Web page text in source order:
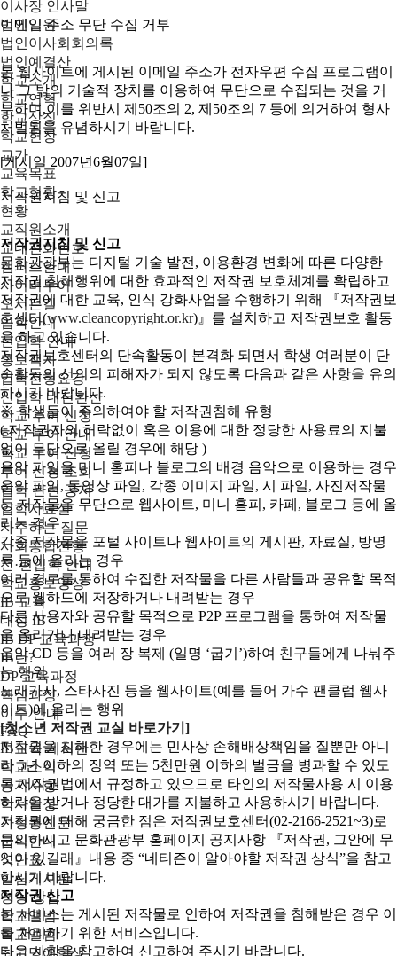
이사장 인사말
법인임원
법인이사회회의록
법인예결산
학교소개
학교연혁
학교상징
학교헌장
교가
교육목표
학교현황
현황
교직원소개
교내전화번호
캠퍼스안내
사이버투어
오시는길
입학안내
신입학 안내
홍보책자
입학전형요강
신입학 내신환산
학교 투어 신청
학교 투어 안내
학교 투어 신청
투어 신청 조회
입학 관련 공지
입학자료실
자주하는 질문
사회통합전형
전·편입학 안내
학교홍보영상
IB 교육
대성 IB
IB DP 교육과정
IB란?
DP 교육과정
핵심과정
이수 안내
FAQ
IB교육 게시판
학교소식
공지사항
학사일정
가정통신문
급식안내
식단표
알림게시판
영양 상담
학교앨범
학교앨범
최고명예학생
이메일 주소 무단 수집 거부
본 웹사이트에 게시된 이메일 주소가 전자우편 수집 프로그램이
나 그 밖의 기술적 장치를 이용하여 무단으로 수집되는 것을 거
부하며,이를 위반시 제50조의 2, 제50조의 7 등에 의거하여 형사
처벌됨을 유념하시기 바랍니다.
[게시일 2007년6월07일]
저작권지침 및 신고
저작권지침 및 신고
문화관광부는 디지털 기술 발전, 이용환경 변화에 따른 다양한
저작권 침해행위에 대한 효과적인 저작권 보호체계를 확립하고
저작권에 대한 교육, 인식 강화사업을 수행하기 위해 『저작권보
호센터(www.cleancopyright.or.kr)』를 설치하고 저작권보호 활동
을 하고 있습니다.
저작권보호센터의 단속활동이 본격화 되면서 학생 여러분이 단
속활동의 선의의 피해자가 되지 않도록 다음과 같은 사항을 유의
하시기 바랍니다.
※ 학생들이 주의하여야 할 저작권침해 유형
( 저작권자의 허락없이 혹은 이용에 대한 정당한 사용료의 지불
없이 무단으로 올릴 경우에 해당 )
음악 파일을 미니 홈피나 블로그의 배경 음악으로 이용하는 경우
음악 파일, 동영상 파일, 각종 이미지 파일, 시 파일, 사진저작물
등 저작물을 무단으로 웹사이트, 미니 홈피, 카페, 블로그 등에 올
리는 경우
각종 저작물을 포털 사이트나 웹사이트의 게시판, 자료실, 방명
록 등에 올리는 경우
여러 경로를 통하여 수집한 저작물을 다른 사람들과 공유할 목적
으로 웹하드에 저장하거나 내려받는 경우
다른 사용자와 공유할 목적으로 P2P 프로그램을 통하여 저작물
을 올리거나 내려받는 경우
음악 CD 등을 여러 장 복제 (일명 ‘굽기’)하여 친구들에게 나눠주
는 행위
노래가사, 스타사진 등을 웹사이트(예를 들어 가수 팬클럽 웹사
이트)에 올리는 행위
[청소년 저작권 교실 바로가기]
저작권을 침해한 경우에는 민사상 손해배상책임을 질뿐만 아니
라 5년 이하의 징역 또는 5천만원 이하의 벌금을 병과할 수 있도
록 저작권법에서 규정하고 있으므로 타인의 저작물사용 시 이용
허락을 받거나 정당한 대가를 지불하고 사용하시기 바랍니다.
저작권에 대해 궁금한 점은 저작권보호센터(02-2166-2521~3)로
문의하시고 문화관광부 홈페이지 공지사항 『저작권, 그안에 무
엇이 있길래』내용 중 “네티즌이 알아야할 저작권 상식”을 참고
하시기 바랍니다.
저작권 신고
본 서비스는 게시된 저작물로 인하여 저작권을 침해받은 경우 이
를 처리하기 위한 서비스입니다.
다음 사항을 참고하여 신고하여 주시기 바랍니다.